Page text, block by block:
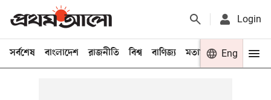
Login
সর্বশেষ বাংলাদেশ রাজনীতি বিশ্ব বাণিজ্য মতামত খেলা
Eng